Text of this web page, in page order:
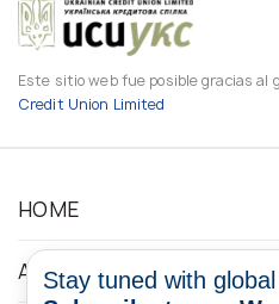
Este sitio web fue posible gracias al
Credit Union Limited
HOME
ABOUT
Stay tuned with